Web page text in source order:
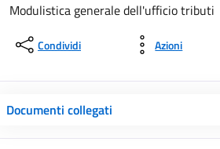
Modulistica generale dell'ufficio tributi
Condividi Azioni
Documenti collegati